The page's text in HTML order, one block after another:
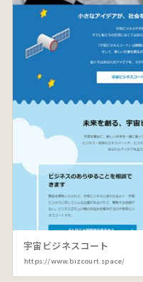
宇宙ビジネスコート
https://www.bizcourt.space/